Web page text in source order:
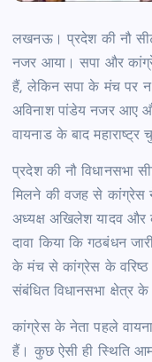
लखनऊ। प्रदेश की नौ
नजर आया। सपा और
हैं, लेकिन सपा के मंच पर न
अविनाश पांडेय नजर आए
वायनाड के बाद महाराष्ट्र
प्रदेश की नौ विधानसभा
मिलने की वजह से कांग्रेस
अध्यक्ष अखिलेश यादव और
दावा किया कि गठबंधन
के मंच से कांग्रेस के वरिष्ठ
संबंधित विधानसभा क्षेत्र
कांग्रेस के नेता पहले
हैं। कुछ ऐसी ही स्थिति